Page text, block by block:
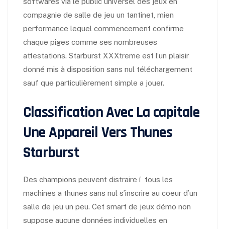
compagnie de salle de jeu un tantinet, mien
performance lequel commencement confirme
chaque piges comme ses nombreuses
attestations. Starburst XXXtreme est l’un plaisir
donné mis à disposition sans nul téléchargement
sauf que particulièrement simple a jouer.
Classification Avec La capitale
Une Appareil Vers Thunes
Starburst
Des champions peuvent distraire í tous les
machines a thunes sans nul s’inscrire au coeur d’un
salle de jeu un peu. Cet smart de jeux démo non
suppose aucune données individuelles en